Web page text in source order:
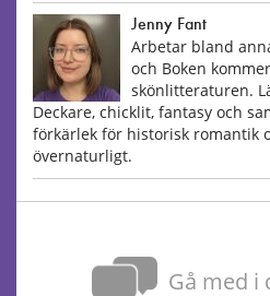
Jenny Fant
Arbetar bland
och Boken
skönlitteraturen.
Deckare, chicklit, fantasy och
förkärlek för historisk romantik
övernaturligt.
Gå med i